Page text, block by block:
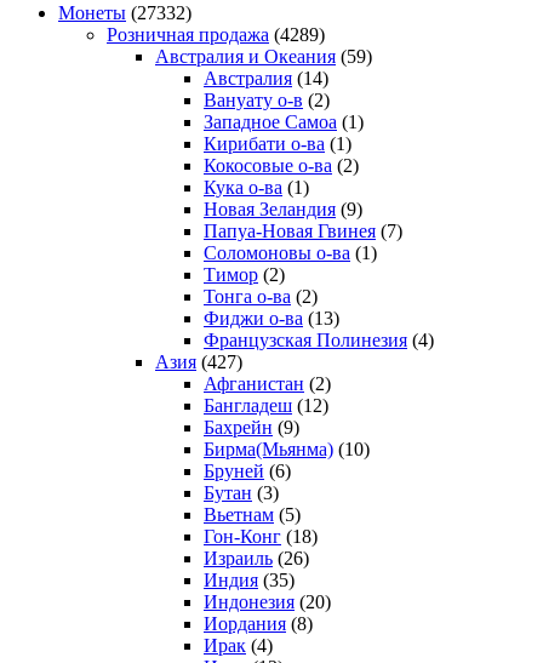
Монеты (27332)
Розничная продажа (4289)
Австралия и Океания (59)
Австралия (14)
Вануату о-в (2)
Западное Самоа (1)
Кирибати о-ва (1)
Кокосовые о-ва (2)
Кука о-ва (1)
Новая Зеландия (9)
Папуа-Новая Гвинея (7)
Соломоновы о-ва (1)
Тимор (2)
Тонга о-ва (2)
Фиджи о-ва (13)
Французская Полинезия (4)
Азия (427)
Афганистан (2)
Бангладеш (12)
Бахрейн (9)
Бирма(Мьянма) (10)
Бруней (6)
Бутан (3)
Вьетнам (5)
Гон-Конг (18)
Израиль (26)
Индия (35)
Индонезия (20)
Иордания (8)
Ирак (4)